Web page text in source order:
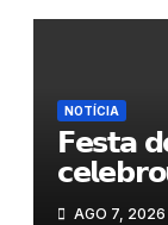
NOTÍCIA
𝗙𝗲𝘀𝘁𝗮
𝗹𝗮𝗰̧𝗼𝘀
AGO 7, 2026